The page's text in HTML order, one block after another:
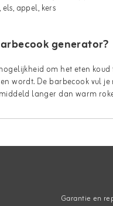
els, appel, kers
generator?
om het eten
wordt. De barbecook vul
langer dan warm
Garantie en